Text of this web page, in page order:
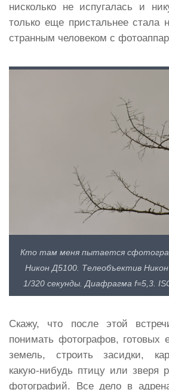
нисколько не испугалась и
только еще пристальнее стала
странным человеком с
Кто там меня пытается
Никон Д5100. Телеобъектив
1/320 секунды. Диафрагма f=5,3.
Скажу, что после этой
понимать фотографов, готовых
земель, строить засидки,
какую-нибудь птицу или зверя
фотографий. Все дело в